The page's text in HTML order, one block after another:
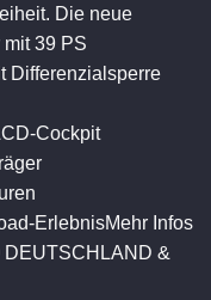
Die neue
39 PS
Differenzialsperre
Cockpit
ErlebnisMehr Infos
DEUTSCHLAND &